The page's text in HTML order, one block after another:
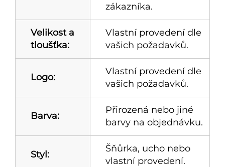
zákazníka.
Velikost a
tloušťka:
Vlastní provedení dle
vašich požadavků.
Logo:
Vlastní provedení dle
vašich požadavků.
Barva:
Přirozená nebo jiné
barvy na objednávku.
Styl:
Šňůrka, ucho nebo
vlastní provedení.